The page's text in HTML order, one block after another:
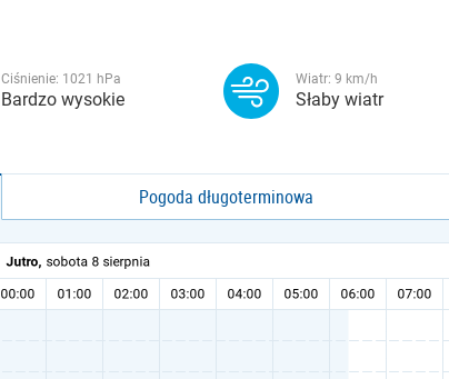
Ciśnienie: 1021 hPa
Bardzo wysokie
Wiatr: 9 km/h
Słaby wiatr
Pogoda długoterminowa